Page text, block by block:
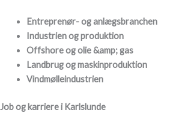
Entreprenør- og anlægsbranchen
Industrien og produktion
Offshore og olie &amp; gas
Landbrug og maskinproduktion
Vindmølleindustrien
Job og karriere i Karlslunde